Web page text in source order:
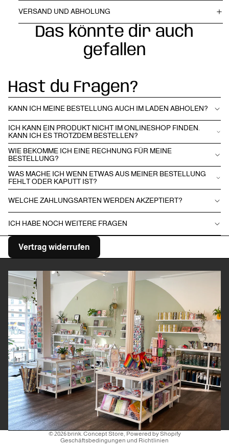
VERSAND UND ABHOLUNG
Das könnte dir auch
gefallen
Hast du Fragen?
KANN ICH MEINE BESTELLUNG AUCH IM LADEN ABHOLEN?
ICH KANN EIN PRODUKT NICHT IM ONLINESHOP FINDEN.
KANN ICH ES TROTZDEM BESTELLEN?
WIE BEKOMME ICH EINE RECHNUNG FÜR MEINE
BESTELLUNG?
WAS MACHE ICH WENN ETWAS AUS MEINER BESTELLUNG
FEHLT ODER KAPUTT IST?
WELCHE ZAHLUNGSARTEN WERDEN AKZEPTIERT?
ICH HABE NOCH WEITERE FRAGEN
Vertrag widerrufen
© 2026brink. Concept Store, Powered by Shopify
Geschäftsbedingungen und Richtlinien
Datenschutzerklärung
Kontaktinformationen